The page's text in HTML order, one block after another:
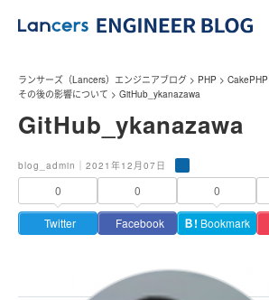
ランサーズ（Lancers）エンジニアブログ > PHP > CakePHP
その後の影響について > GitHub_ykanazawa
GitHub_ykanazawa
blog_admin｜2021年12月07日
0
Twitter
0
Facebook
0
Ｂ! Bookmark